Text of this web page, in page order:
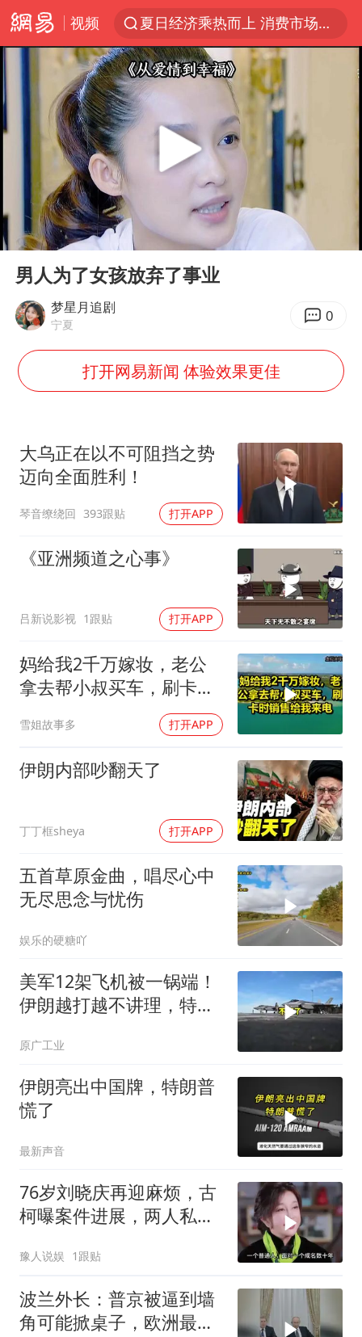
视频
夏日经济乘热而上 消费市场向新而行
陈丽君提名百花奖最佳新人奖
《披荆斩棘2026》阵容官宣
肖国栋晋级 特鲁姆普爆冷出局
以军士兵把枪口对准中国记者
国足U17与阿森纳决赛取消 并列冠军
总书记点赞的非遗苗绣焕发新生机
Play
00:00 09:50
男人为了女孩放弃了事业
梦星月追剧
宁夏 0
打开网易新闻 体验效果更佳
大乌正在以不可阻挡之势
迈向全面胜利！
琴音缭绕回 393跟贴 打开APP
《亚洲频道之心事》
吕新说影视 1跟贴 打开APP
妈给我2千万嫁妆，老公
拿去帮小叔买车，刷卡时
雪姐故事多 打开APP
伊朗内部吵翻天了
丁丁框sheya 打开APP
五首草原金曲，唱尽心中
无尽思念与忧伤
娱乐的硬糖吖
美军12架飞机被一锅端！
伊朗越打越不讲理，特朗
原广工业
伊朗亮出中国牌，特朗普
慌了
最新声音
76岁刘晓庆再迎麻烦，古
柯曝案件进展，两人私密
豫人说娱 1跟贴
波兰外长：普京被逼到墙
角可能掀桌子，欧洲最担